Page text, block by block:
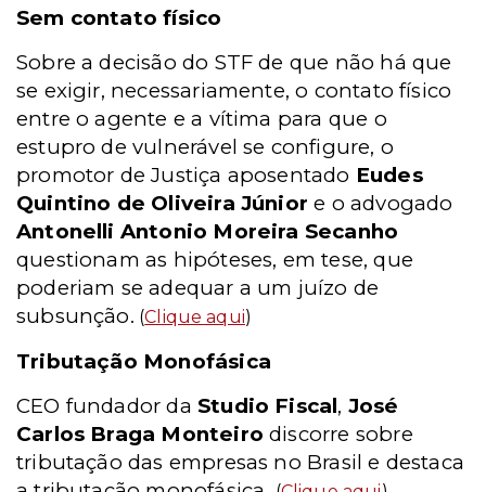
Sem contato físico
Sobre a decisão do STF de que não há que
se exigir, necessariamente, o contato físico
entre o agente e a vítima para que o
estupro de vulnerável se configure, o
promotor de Justiça aposentado Eudes
Quintino de Oliveira Júnior e o advogado
Antonelli Antonio Moreira Secanho
questionam as hipóteses, em tese, que
poderiam se adequar a um juízo de
subsunção. (Clique aqui)
Tributação Monofásica
CEO fundador da Studio Fiscal, José
Carlos Braga Monteirodiscorre sobre
tributação das empresas no Brasil e destaca